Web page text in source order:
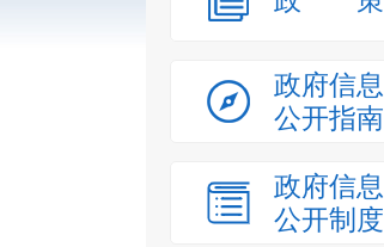
政府信息
公开指南
政府信息
公开制度